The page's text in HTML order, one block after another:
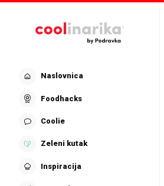
Naslovnica
Foodhacks
Coolie
Zeleni kutak
Inspiracija